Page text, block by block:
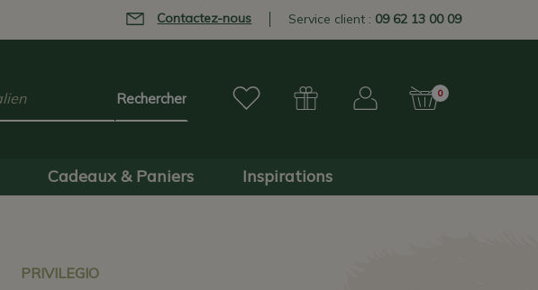
Contactez-nous Service client : 09 62 13 00 09
0
Cadeaux & Paniers Inspirations
PRIVILEGIO